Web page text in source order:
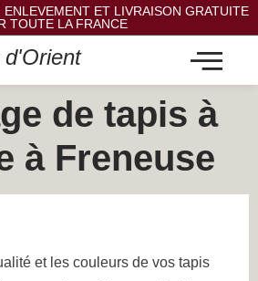
ENLEVEMENT ET LIVRAISON GRATUITE
TOUTE LA FRANCE
de tapis à
à Freneuse
et les couleurs de vos tapis